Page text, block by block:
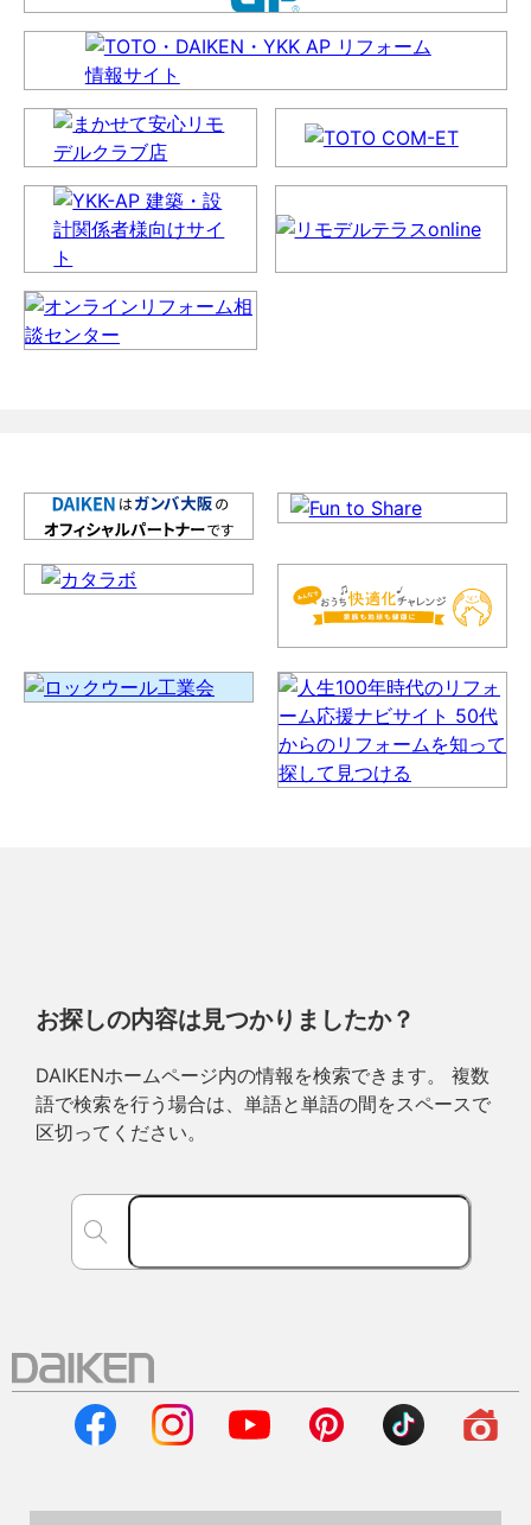
お探しの内容は見つかりましたか？
DAIKENホームページ内の情報を検索できます。 複数
語で検索を行う場合は、単語と単語の間をスペースで
区切ってください。